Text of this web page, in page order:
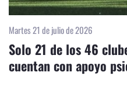
Martes 21 de julio de 2026
Solo 21 de los 46
cuentan con apoyo